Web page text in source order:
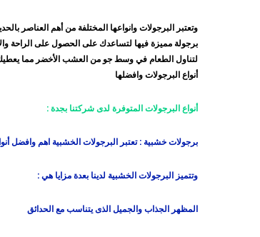
وتعتبر البرجولات وانواعها المختلفة من أهم العناصر
برجولة مميزة فيها لتساعدك على الحصول على الراحة
لتناول الطعام في وسط جو من العشب الأخضر مما يعطيك
أنواع البرجولات وافضلها
أنواع البرجولات المتوفرة لدى شركتنا بجدة :
برجولات خشبية :تعتبر البرجولات الخشبية اهم وافضل
وتتميز البرجولات الخشبية لدينا بعدة مزايا هي :
المظهر الجذاب والجميل الذى يتناسب مع الحدائق